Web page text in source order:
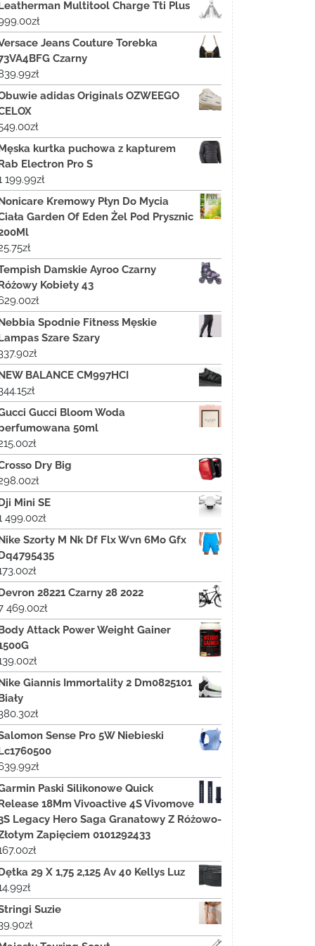
Multitool Charge Tti Plus
zł
Jeans Couture Torebka
Czarny
zł
adidas Originals OZWEEGO
zł
kurtka puchowa z kapturem
Electron Pro S
199.99zł
Kremowy Płyn Do Mycia
Garden Of Eden Żel Pod Prysznic
zł
Damskie Ayroo Czarny
Kobiety 43
zł
Spodnie Fitness Męskie
Szare Szary
zł
BALANCE CM997HCI
zł
Gucci Bloom Woda
50ml
zł
Dry Big
zł
Mini SE
499.00zł
Szorty M Nk Df Flx Wvn 6Mo Gfx
zł
28221 Czarny 28 2022
469.00zł
Attack Power Weight Gainer
zł
Giannis Immortality 2 Dm0825101
zł
Sense Pro 5W Niebieski
zł
Paski Silikonowe Quick
18Mm Vivoactive 4S Vivomove
Legacy Hero Saga Granatowy Z Różowo-
Zapięciem 0101292433
zł
29 X 1,75 2,125 Av 40 Kellys Luz
zł
Suzie
zł